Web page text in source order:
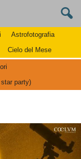
Astrofotografia
Cielo del Mese
party)